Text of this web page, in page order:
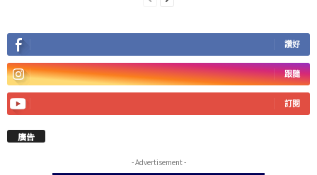
讚好
跟隨
訂閱
廣告
- Advertisement -